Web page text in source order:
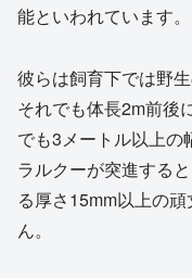
能といわれています。
彼らは飼育下では野
それでも体長2m前後
でも3メートル以上の
ラルクーが突進する
る厚さ15mm以上の
ん。